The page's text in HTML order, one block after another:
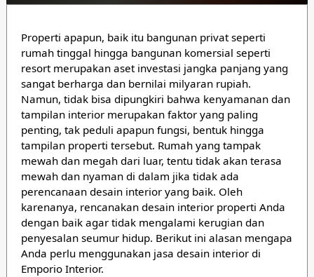
Properti apapun, baik itu bangunan privat seperti
rumah tinggal hingga bangunan komersial seperti
resort merupakan aset investasi jangka panjang yang
sangat berharga dan bernilai milyaran rupiah.
Namun, tidak bisa dipungkiri bahwa kenyamanan dan
tampilan interior merupakan faktor yang paling
penting, tak peduli apapun fungsi, bentuk hingga
tampilan properti tersebut. Rumah yang tampak
mewah dan megah dari luar, tentu tidak akan terasa
mewah dan nyaman di dalam jika tidak ada
perencanaan desain interior yang baik. Oleh
karenanya, rencanakan desain interior properti Anda
dengan baik agar tidak mengalami kerugian dan
penyesalan seumur hidup. Berikut ini alasan mengapa
Anda perlu menggunakan jasa desain interior di
Emporio Interior.